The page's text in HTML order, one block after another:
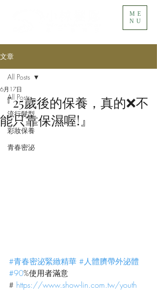
ME
NU
文章
All Posts
流行髮型
彩妝保養
青春密泌
All Posts
『25歲後的保養，真的❌不
能只靠保濕喔!』
6月17日
#青春密泌緊緻精華 #人體臍帶外泌體
#90%使用者滿意
# https://www.show-lin.com.tw/youth